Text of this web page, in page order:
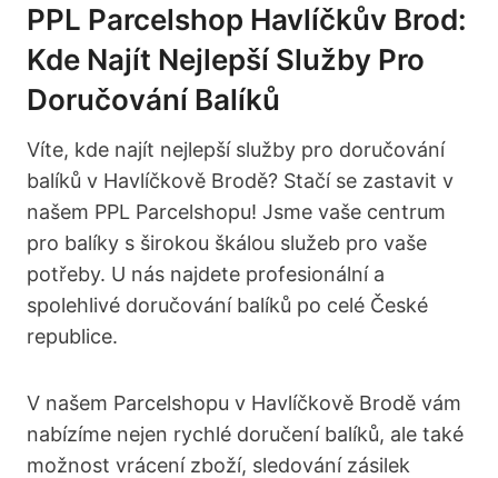
PPL Parcelshop Havlíčkův Brod:⁣
Kde Najít ​Nejlepší Služby ⁤Pro
Doručování Balíků
Víte, kde najít ​nejlepší služby pro ⁢doručování
‌balíků v Havlíčkově Brodě? Stačí se zastavit v
‌našem PPL⁤ Parcelshopu! ‍Jsme ⁣vaše centrum
pro balíky⁤ s širokou škálou služeb pro vaše
potřeby. U nás najdete ‍profesionální a
spolehlivé doručování balíků po celé‌ České
republice.
V našem Parcelshopu v Havlíčkově ​Brodě vám
⁣nabízíme‍ nejen‌ rychlé doručení⁢ balíků,⁤ ale také⁤
možnost vrácení zboží, ‌sledování zásilek